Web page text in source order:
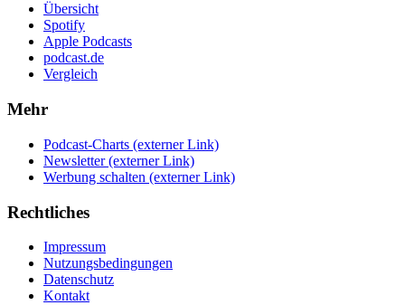
Übersicht
Spotify
Apple Podcasts
podcast.de
Vergleich
Mehr
Podcast-Charts (externer Link)
Newsletter (externer Link)
Werbung schalten (externer Link)
Rechtliches
Impressum
Nutzungsbedingungen
Datenschutz
Kontakt